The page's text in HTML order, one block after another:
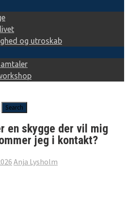
og utroskab
en skygge der vil mig
jeg i kontakt?
Anja Lysholm